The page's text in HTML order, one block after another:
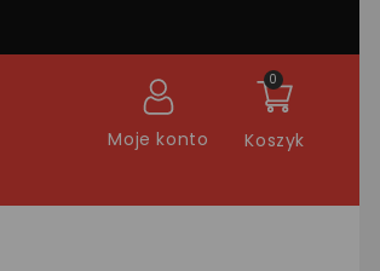
Koszyk
0
Moje konto